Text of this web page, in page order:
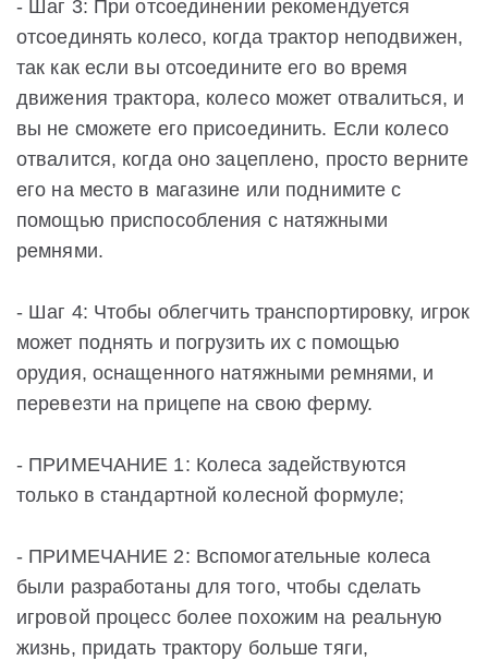
- Шаг 3: При отсоединении рекомендуется
отсоединять колесо, когда трактор неподвижен,
так как если вы отсоедините его во время
движения трактора, колесо может отвалиться, и
вы не сможете его присоединить. Если колесо
отвалится, когда оно зацеплено, просто верните
его на место в магазине или поднимите с
помощью приспособления с натяжными
ремнями.
- Шаг 4: Чтобы облегчить транспортировку, игрок
может поднять и погрузить их с помощью
орудия, оснащенного натяжными ремнями, и
перевезти на прицепе на свою ферму.
- ПРИМЕЧАНИЕ 1: Колеса задействуются
только в стандартной колесной формуле;
- ПРИМЕЧАНИЕ 2: Вспомогательные колеса
были разработаны для того, чтобы сделать
игровой процесс более похожим на реальную
жизнь, придать трактору больше тяги,